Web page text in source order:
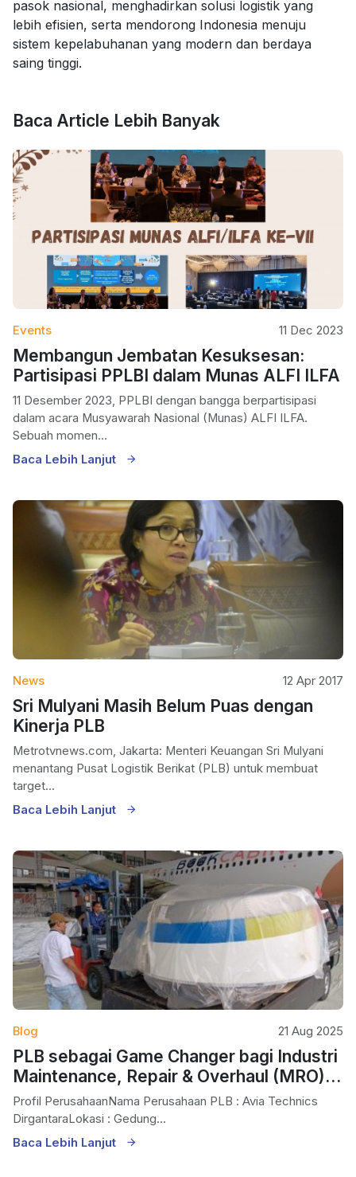
pasok nasional, menghadirkan solusi logistik yang
lebih efisien, serta mendorong Indonesia menuju
sistem kepelabuhanan yang modern dan berdaya
saing tinggi.
Baca Article Lebih Banyak
Events 11 Dec 2023
Membangun Jembatan Kesuksesan:
Partisipasi PPLBI dalam Munas ALFI ILFA
11 Desember 2023, PPLBI dengan bangga berpartisipasi
dalam acara Musyawarah Nasional (Munas) ALFI ILFA.
Sebuah momen...
Baca Lebih Lanjut
News 12 Apr 2017
Sri Mulyani Masih Belum Puas dengan
Kinerja PLB
Metrotvnews.com, Jakarta: Menteri Keuangan Sri Mulyani
menantang Pusat Logistik Berikat (PLB) untuk membuat
target...
Baca Lebih Lanjut
Blog 21 Aug 2025
PLB sebagai Game Changer bagi Industri
Maintenance, Repair & Overhaul (MRO)
Aviasi
Profil PerusahaanNama Perusahaan PLB : Avia Technics
DirgantaraLokasi : Gedung...
Baca Lebih Lanjut